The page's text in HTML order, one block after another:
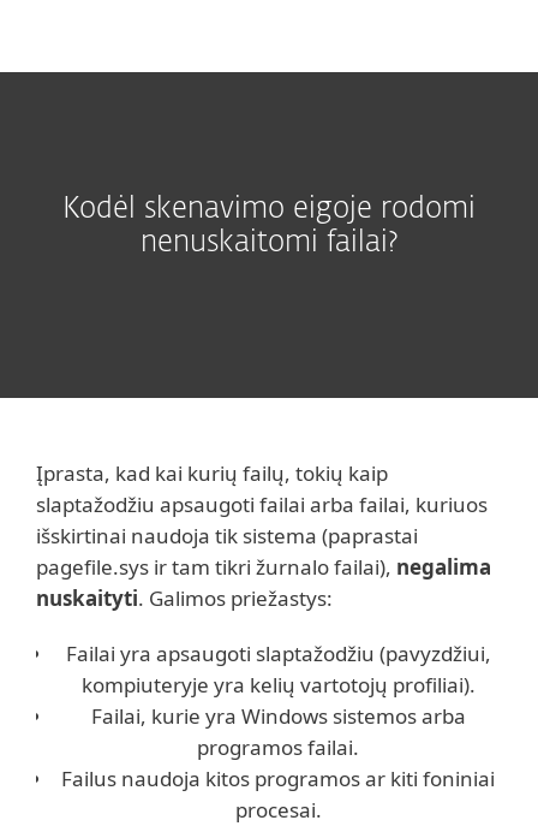
Kodėl skenavimo eigoje rodomi
nenuskaitomi failai?
Įprasta, kad kai kurių failų, tokių kaip
slaptažodžiu apsaugoti failai arba failai, kuriuos
išskirtinai naudoja tik sistema (paprastai
pagefile.sys ir tam tikri žurnalo failai), negalima
nuskaityti. Galimos priežastys:
Failai yra apsaugoti slaptažodžiu (pavyzdžiui,
kompiuteryje yra kelių vartotojų profiliai).
Failai, kurie yra Windows sistemos arba
programos failai.
Failus naudoja kitos programos ar kiti foniniai
procesai.